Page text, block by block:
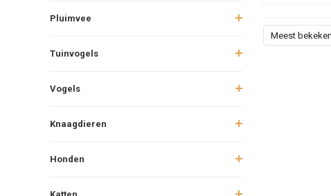
Pluimvee
Tuinvogels
Vogels
Knaagdieren
Honden
Meest bekeken